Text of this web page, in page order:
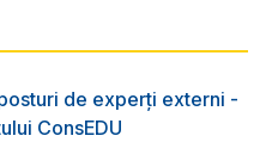
de experți externi -
ConsEDU